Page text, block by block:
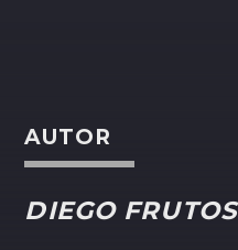
AUTOR
DIEGO FRUTOS